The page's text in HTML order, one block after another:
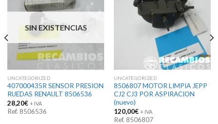
SIN EXISTENCIAS
UNCATEGORIZED
407000435R SENSOR PRESION
RUEDAS RENAULT 8506536
28,20€ + IVA
Ref. 8506536
UNCATEGORIZED
8506807 MOTOR LIMPIA JEPP
CJ2 CJ3 POR ASPIRACION
(nuevo)
120,00€ + IVA
Ref. 8506807